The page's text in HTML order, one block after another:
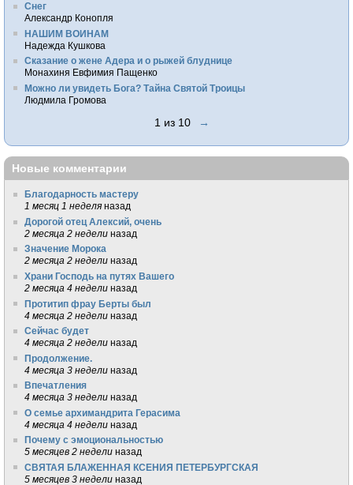
Снег
Александр Конопля
НАШИМ ВОИНАМ
Надежда Кушкова
Сказание о жене Адера и о рыжей блуднице
Монахиня Евфимия Пащенко
Можно ли увидеть Бога? Тайна Святой Троицы
Людмила Громова
1 из 10 →
Новые комментарии
Благодарность мастеру
1 месяц 1 неделя назад
Дорогой отец Алексий, очень
2 месяца 2 недели назад
Значение Морока
2 месяца 2 недели назад
Храни Господь на путях Вашего
2 месяца 4 недели назад
Протитип фрау Берты был
4 месяца 2 недели назад
Сейчас будет
4 месяца 2 недели назад
Продолжение.
4 месяца 3 недели назад
Впечатления
4 месяца 3 недели назад
О семье архимандрита Герасима
4 месяца 4 недели назад
Почему с эмоциональностью
5 месяцев 2 недели назад
СВЯТАЯ БЛАЖЕННАЯ КСЕНИЯ ПЕТЕРБУРГСКАЯ
5 месяцев 3 недели назад